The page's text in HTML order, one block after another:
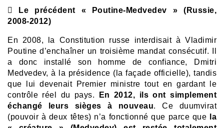

Le précédent « Poutine-Medvedev » (Russie,
2008-2012)
En 2008, la Constitution russe interdisait à Vladimir
Poutine d’enchaîner un troisième mandat consécutif. Il
a donc installé son homme de confiance, Dmitri
Medvedev, à la présidence (la façade officielle), tandis
que lui devenait Premier ministre tout en gardant le
contrôle réel du pays.
En 2012, ils ont simplement
échangé leurs sièges à nouveau. Ce duumvirat
(pouvoir à deux têtes) n’a fonctionné que parce que la